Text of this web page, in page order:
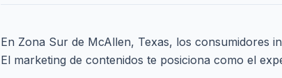
En Zona Sur de McAllen, Texas, los consumidores
El marketing de contenidos te posiciona como el